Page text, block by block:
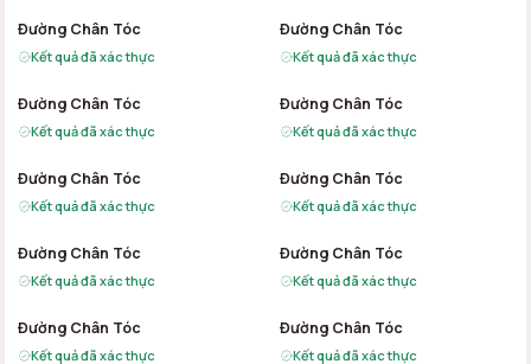
B
Đường Chân Tóc
Kết quả đã xác thực
B
Đường Chân Tóc
Kết quả đã xác thực
B
Đường Chân Tóc
Kết quả đã xác thực
B
Đường Chân Tóc
Kết quả đã xác thực
B
Đường Chân Tóc
Kết quả đã xác thực
B
Đường Chân Tóc
Kết quả đã xác thực
B
Đường Chân Tóc
Kết quả đã xác thực
B
Đường Chân Tóc
Kết quả đã xác thực
B
Đường Chân Tóc
Kết quả đã xác thực
B
Đường Chân Tóc
Kết quả đã xác thực